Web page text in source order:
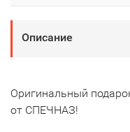
Описание
Оригинальный
от СПЕЧНАЗ!